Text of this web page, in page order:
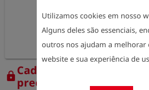
Utilizamos cookies em nosso
Alguns deles são essenciais,
outros nos ajudam a melhorar
website e sua experiência de
lockCadastre-se agora para
preços.